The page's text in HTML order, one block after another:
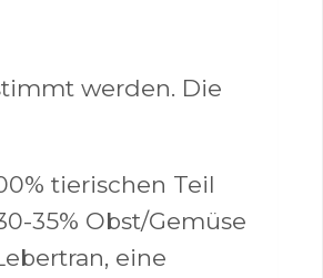
werden. Die
tierischen Teil
35% Obst/Gemüse
eine